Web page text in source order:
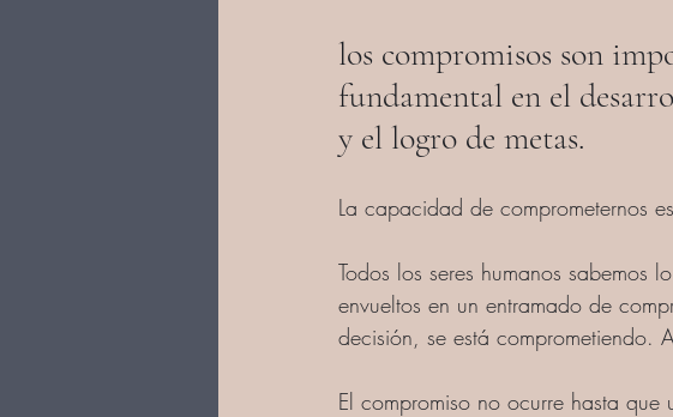
los compromisos son
fundamental en el
y el logro de metas.
La capacidad de comprometernos
Todos los seres humanos sabemos
envueltos en un entramado de
decisión, se está comprometiendo.
El compromiso no ocurre hasta